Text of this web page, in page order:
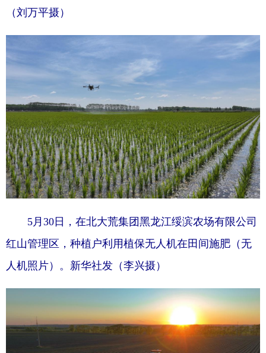
（刘万平摄）
5月30日，在北大荒集团黑龙江绥滨农场有限公司
红山管理区，种植户利用植保无人机在田间施肥（无
人机照片）。新华社发（李兴摄）